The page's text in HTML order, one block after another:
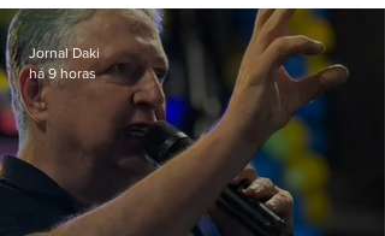
Jornal Daki
há 9 horas